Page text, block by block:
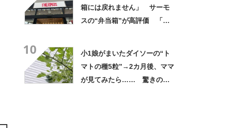
箱には戻れません」 サーモ
スの“弁当箱”が高評価 「想
10
小1娘がまいたダイソーの“ト
マトの種5粒”→2カ月後、ママ
が見てみたら…… 驚きの光